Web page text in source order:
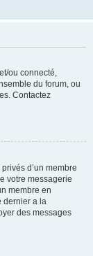
ou connecté,
du forum, ou
Contactez
d’un membre
votre messagerie
membre en
dernier a la
des messages